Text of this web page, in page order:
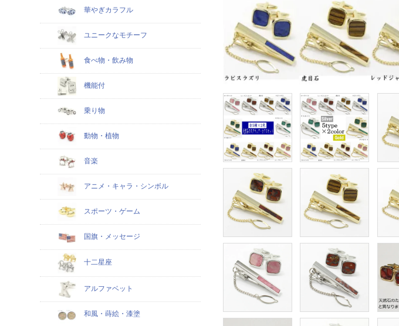
華やぎカラフル
ユニークなモチーフ
食べ物・飲み物
機能付
乗り物
動物・植物
音楽
アニメ・キャラ・シンボル
スポーツ・ゲーム
国旗・メッセージ
十二星座
アルファベット
和風・蒔絵・漆塗